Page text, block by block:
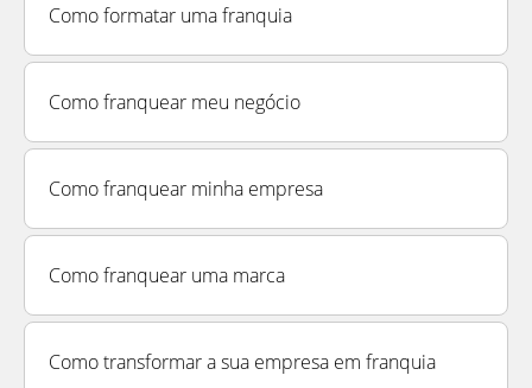
Como formatar uma franquia
Como franquear meu negócio
Como franquear minha empresa
Como franquear uma marca
Como transformar a sua empresa em franquia